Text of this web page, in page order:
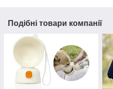
Подібні товари компанії